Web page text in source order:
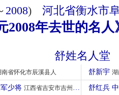
2008) 河北省衡水市
2008年去世的名人
舒姓名人堂
南省怀化市辰溪县人 舒新宇
少将 江西省吉安市吉州区人 舒红兵